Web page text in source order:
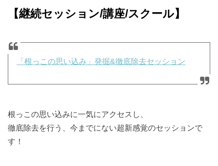
【継続セッション/講座/スクール】
「根っこの思い込み」発掘&徹底除去セッション
根っこの思い込みに一気にアクセスし、
徹底除去を行う、今までにない超新感覚のセッションで
す！